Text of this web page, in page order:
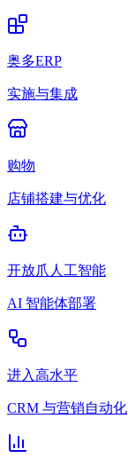
奥多ERP
实施与集成
购物
店铺搭建与优化
开放爪人工智能
AI 智能体部署
进入高水平
CRM 与营销自动化